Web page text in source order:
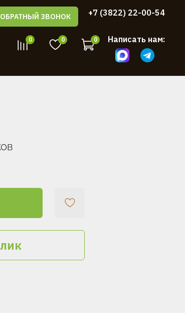
ОБРАТНЫЙ ЗВОНОК +7 (3822) 22-00-54
0 0 0 Написать нам: